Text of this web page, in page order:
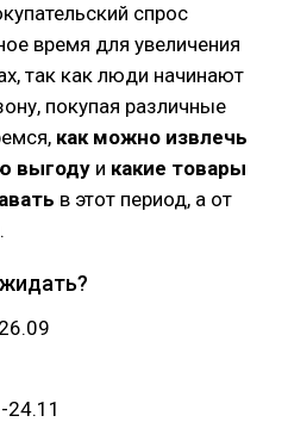
спрос
время для увеличения
так как люди начинают
покупая различные
как можно извлечь
выгоду и какие товары
в этот период, а от
24.11